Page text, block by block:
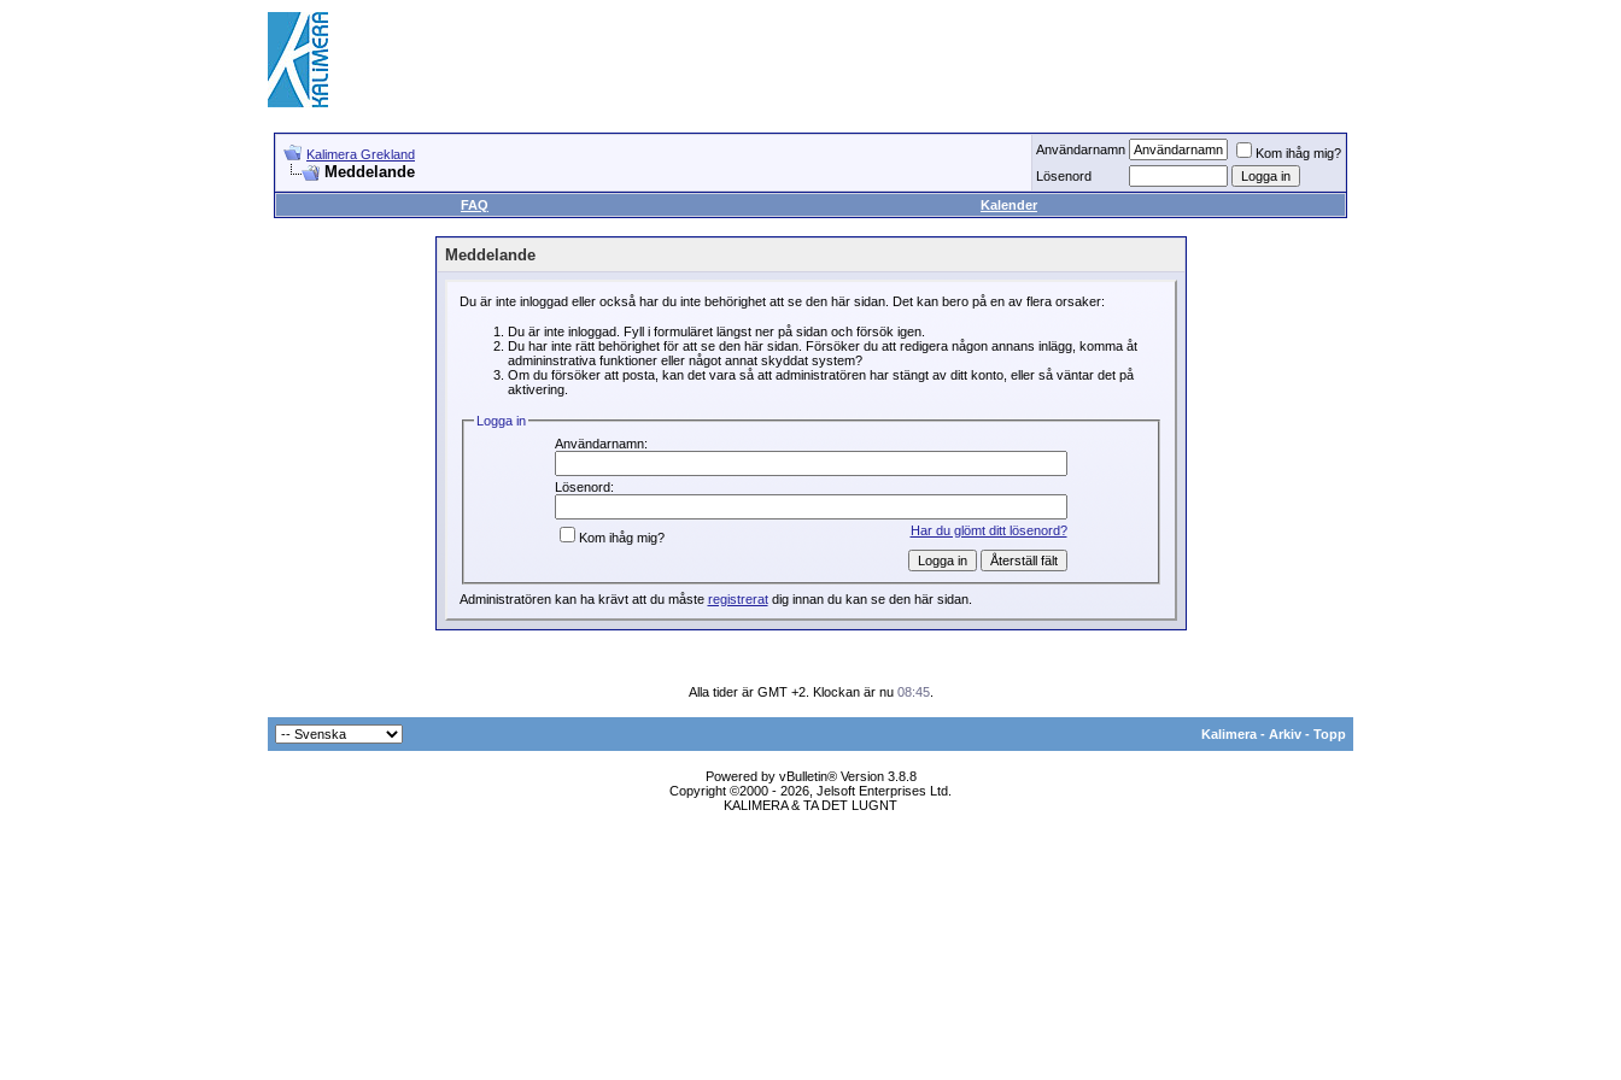
Kalimera Grekland
Meddelande
Användarnamn
Kom ihåg mig?
Lösenord
FAQ
Kalender
Meddelande
Du är inte inloggad eller också har du inte behörighet att se den här sidan. Det kan bero på en av flera orsaker:
Du är inte inloggad. Fyll i formuläret längst ner på sidan och försök igen.
Du har inte rätt behörighet för att se den här sidan. Försöker du att redigera någon annans inlägg, komma åt
admininstrativa funktioner eller något annat skyddat system?
Om du försöker att posta, kan det vara så att administratören har stängt av ditt konto, eller så väntar det på
aktivering.
Logga in
Användarnamn:
Lösenord:
Har du glömt ditt lösenord?
Kom ihåg mig?
Administratören kan ha krävt att du måste registreratdig innan du kan se den här sidan.
Alla tider är GMT +2. Klockan är nu 08:45.
Kalimera - Arkiv - Topp
Powered by vBulletin® Version 3.8.8
Copyright ©2000 - 2026, Jelsoft Enterprises Ltd.
KALIMERA & TA DET LUGNT